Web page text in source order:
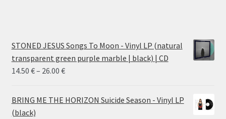
STONED JESUS Songs To Moon - Vinyl LP (natural
transparent green purple marble | black) | CD
14.50 €– 26.00 €Price
14.50 €
BRING ME THE HORIZON Suicide Season - Vinyl LP
(black)